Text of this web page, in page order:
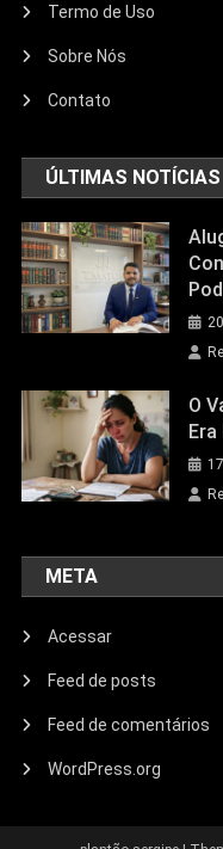
Termo de Uso
Sobre Nós
Contato
ÚLTIMAS NOTÍCIAS
O
META
Acessar
Feed de posts
Feed de comentários
WordPress.org